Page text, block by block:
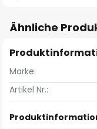
Ähnliche
Marke:
Artikel Nr.: